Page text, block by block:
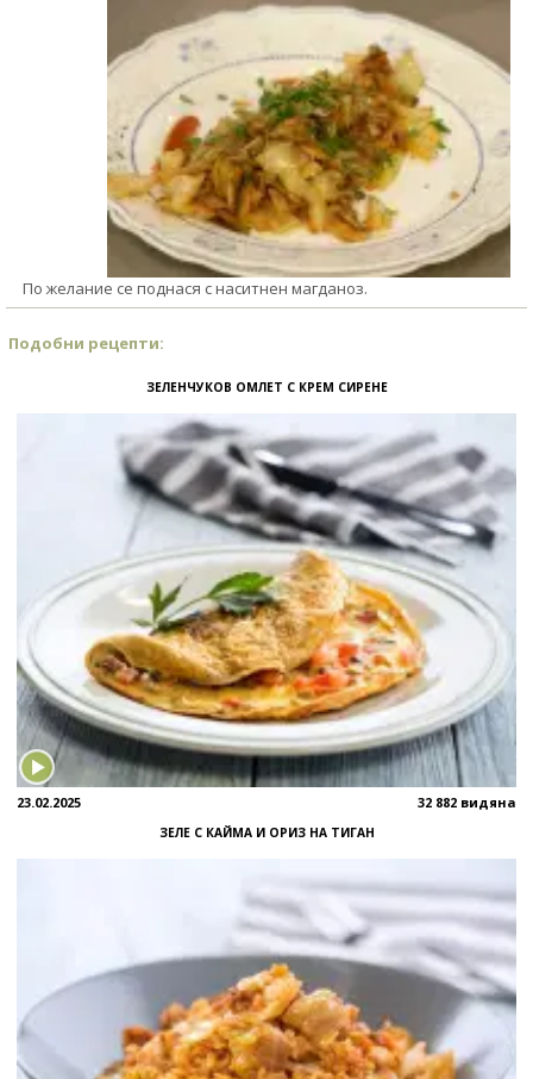
По желание се поднася с наситнен магданоз.
Подобни рецепти:
ЗЕЛЕНЧУКОВ ОМЛЕТ С КРЕМ СИРЕНЕ
23.02.2025 32 882 видяна
ЗЕЛЕ С КАЙМА И ОРИЗ НА ТИГАН